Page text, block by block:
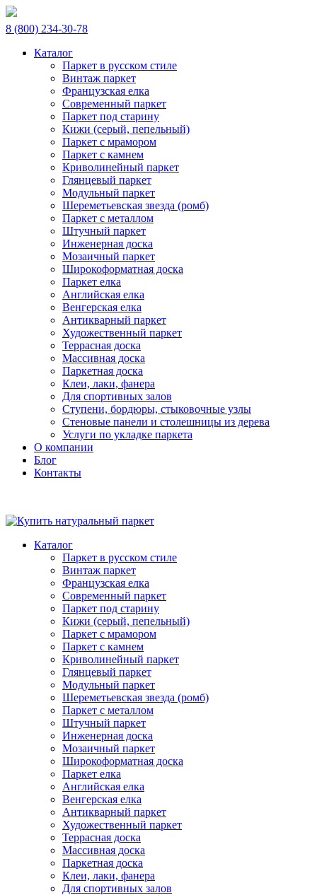
8 (800) 234-30-78
Каталог
Паркет в русском стиле
Винтаж паркет
Французская елка
Современный паркет
Паркет под старину
Кижи (серый, пепельный)
Паркет с мрамором
Паркет с камнем
Криволинейный паркет
Глянцевый паркет
Модульный паркет
Шереметьевская звезда (ромб)
Паркет с металлом
Штучный паркет
Инженерная доска
Мозаичный паркет
Широкоформатная доска
Паркет елка
Английская елка
Венгерская елка
Антикварный паркет
Художественный паркет
Террасная доска
Массивная доска
Паркетная доска
Клеи, лаки, фанера
Для спортивных залов
Ступени, бордюры, стыковочные узлы
Стеновые панели и столешницы из дерева
Услуги по укладке паркета
О компании
Блог
Контакты
Каталог
Паркет в русском стиле
Винтаж паркет
Французская елка
Современный паркет
Паркет под старину
Кижи (серый, пепельный)
Паркет с мрамором
Паркет с камнем
Криволинейный паркет
Глянцевый паркет
Модульный паркет
Шереметьевская звезда (ромб)
Паркет с металлом
Штучный паркет
Инженерная доска
Мозаичный паркет
Широкоформатная доска
Паркет елка
Английская елка
Венгерская елка
Антикварный паркет
Художественный паркет
Террасная доска
Массивная доска
Паркетная доска
Клеи, лаки, фанера
Для спортивных залов